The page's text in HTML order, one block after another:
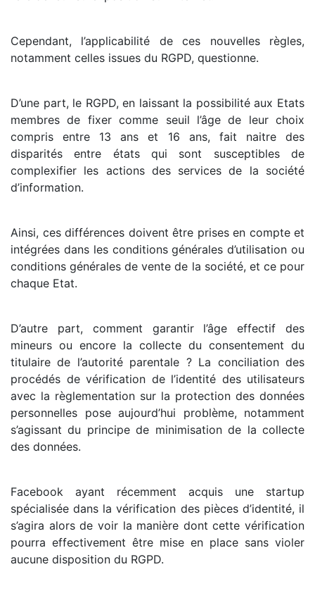
Cependant, l’applicabilité de ces nouvelles règles,
notamment celles issues du RGPD, questionne.
D’une part, le RGPD, en laissant la possibilité aux Etats
membres de fixer comme seuil l’âge de leur choix
compris entre 13 ans et 16 ans, fait naitre des
disparités entre états qui sont susceptibles de
complexifier les actions des services de la société
d’information.
Ainsi, ces différences doivent être prises en compte et
intégrées dans les conditions générales d’utilisation ou
conditions générales de vente de la société, et ce pour
chaque Etat.
D’autre part, comment garantir l’âge effectif des
mineurs ou encore la collecte du consentement du
titulaire de l’autorité parentale ? La conciliation des
procédés de vérification de l’identité des utilisateurs
avec la règlementation sur la protection des données
personnelles pose aujourd’hui problème, notamment
s’agissant du principe de minimisation de la collecte
des données.
Facebook ayant récemment acquis une startup
spécialisée dans la vérification des pièces d’identité, il
s’agira alors de voir la manière dont cette vérification
pourra effectivement être mise en place sans violer
aucune disposition du RGPD.